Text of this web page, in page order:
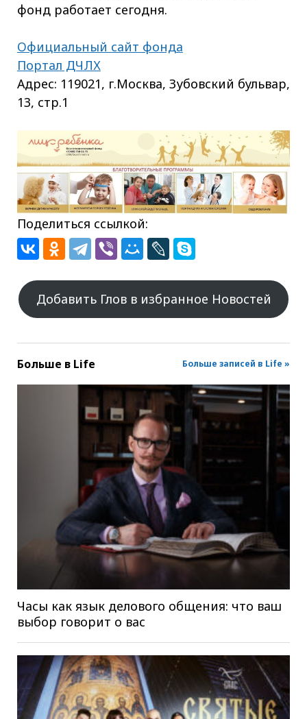
фонд работает сегодня.
Официальный сайт фонда
Портал ДЧЛХ
Адрес: 119021, г.Москва, Зубовский бульвар,
13, стр.1
Поделиться ссылкой:
Добавить Глов в избранное Новостей
Больше в Life Больше записей в Life »
Часы как язык делового общения: что ваш
выбор говорит о вас